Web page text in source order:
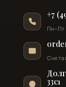
+7
Пн–Пт
Счета
33с1